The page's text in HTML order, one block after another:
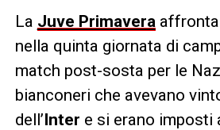
La Juve Primaveraaffronta
nella quinta giornata di
match post-sosta per le
bianconeri che avevano
dell’Inter e si erano imposti